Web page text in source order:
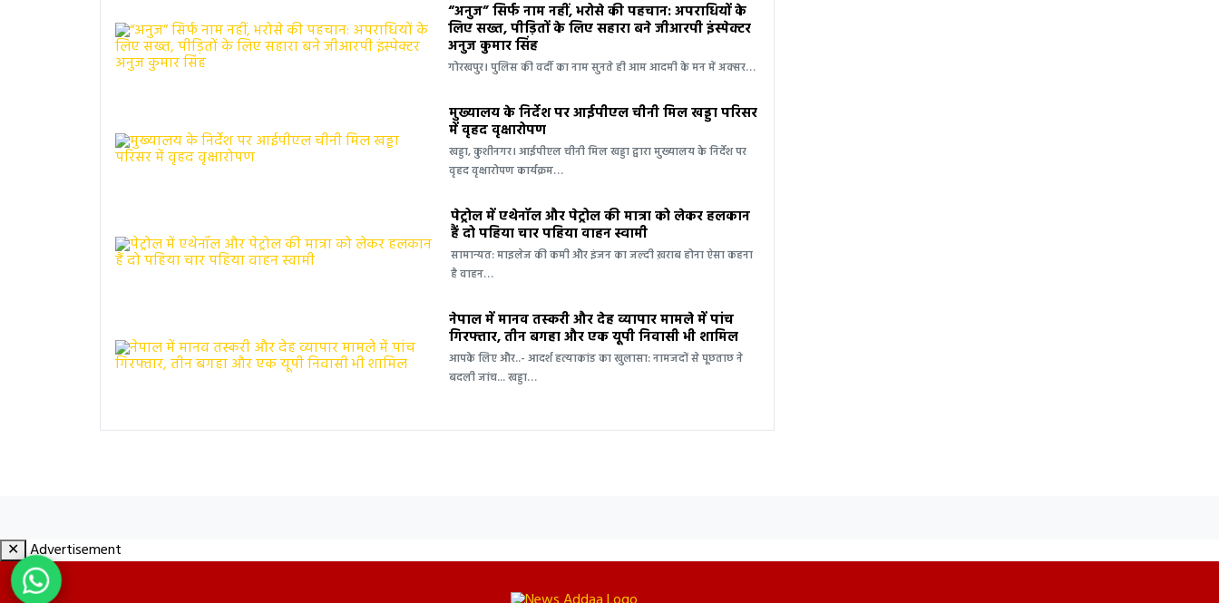
“अनुज” सिर्फ नाम नहीं, भरोसे की पहचान: अपराधियों के
लिए सख्त, पीड़ितों के लिए सहारा बने जीआरपी इंस्पेक्टर
अनुज कुमार सिंह
गोरखपुर। पुलिस की वर्दी का नाम सुनते ही आम आदमी के मन में अक्सर…
मुख्यालय के निर्देश पर आईपीएल चीनी मिल खड्डा परिसर
में वृहद वृक्षारोपण
खड्डा, कुशीनगर। आईपीएल चीनी मिल खड्डा द्वारा मुख्यालय के निर्देश पर
वृहद वृक्षारोपण कार्यक्रम…
पेट्रोल में एथेनॉल और पेट्रोल की मात्रा को लेकर हलकान
हैं दो पहिया चार पहिया वाहन स्वामी
सामान्यत: माइलेज की कमी और इंजन का जल्दी ख़राब होना ऐसा कहना
है वाहन…
नेपाल में मानव तस्करी और देह व्यापार मामले में पांच
गिरफ्तार, तीन बगहा और एक यूपी निवासी भी शामिल
आपके लिए और..- आदर्श हत्याकांड का खुलासा: नामजदों से पूछताछ ने
बदली जांच... खड्डा…
✕ Advertisement